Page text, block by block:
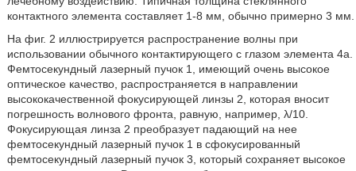
контактного элемента составляет 1-8 мм, обычно примерно 3 мм.
На фиг. 2 иллюстрируется распространение волны при
использовании обычного контактирующего с глазом элемента 4а.
Фемтосекундный лазерный пучок 1, имеющий очень высокое
оптическое качество, распространяется в направлении
высококачественной фокусирующей линзы 2, которая вносит
погрешность волнового фронта, равную, например, λ/10.
Фокусирующая линза 2 преобразует падающий на нее
фемтосекундный лазерный пучок 1 в сфокусированный
фемтосекундный лазерный пучок 3, который сохраняет высокое